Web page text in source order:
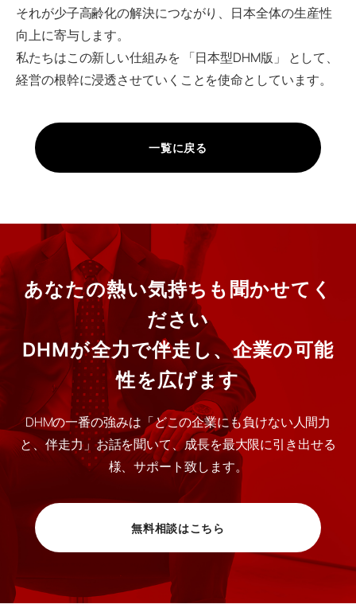
それが少子高齢化の解決につながり、日本全体の生産性
向上に寄与します。
私たちはこの新しい仕組みを 「日本型DHM版」 として、
経営の根幹に浸透させていくことを使命としています。
一覧に戻る
あなたの熱い気持ちも聞かせてく
ださい
DHMが全力で伴走し、企業の可能
性を広げます
DHMの一番の強みは「どこの企業にも負けない人間力
と、伴走力」お話を聞いて、成長を最大限に引き出せる
様、サポート致します。
無料相談はこちら